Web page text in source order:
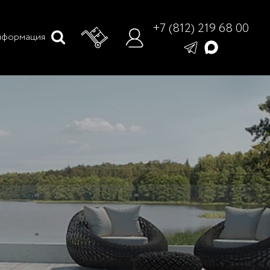
+7 (812) 219 68 00